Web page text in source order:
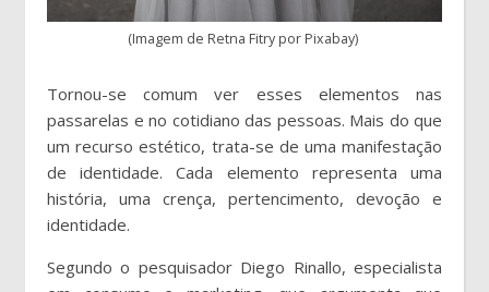
(Imagem de Retna Fitry por Pixabay)
Tornou-se comum ver esses elementos nas
passarelas e no cotidiano das pessoas. Mais do que
um recurso estético, trata-se de uma manifestação
de identidade. Cada elemento representa uma
história, uma crença, pertencimento, devoção e
identidade.
Segundo o pesquisador Diego Rinallo, especialista